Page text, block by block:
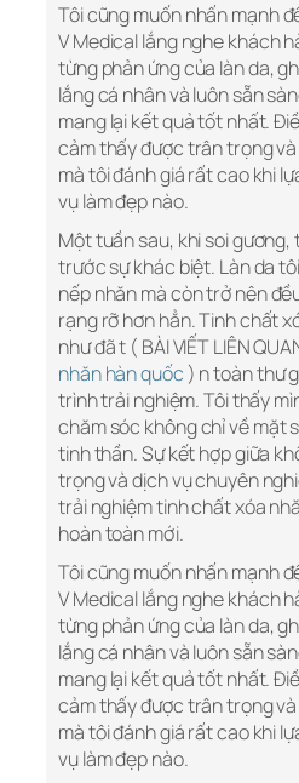
Tôi cũng muốn nhấn mạnh
V Medical lắng nghe khách
từng phản ứng của làn da,
lắng cá nhân và luôn sẵn
mang lại kết quả tốt nhất.
cảm thấy được trân trọng
mà tôi đánh giá rất cao khi
vụ làm đẹp nào.
Một tuần sau, khi soi
trước sự khác biệt. Làn da
nếp nhăn mà còn trở nên
rạng rỡ hơn hẳn. Tinh chất
như đã t ( BÀI VIẾT LIÊN
nhăn hàn quốc ) n toàn thư
trình trải nghiệm. Tôi thấy
chăm sóc không chỉ về mặt
tinh thần. Sự kết hợp giữa
trọng và dịch vụ chuyên
trải nghiệm tinh chất xóa
hoàn toàn mới.
Tôi cũng muốn nhấn mạnh
V Medical lắng nghe khách
từng phản ứng của làn da,
lắng cá nhân và luôn sẵn
mang lại kết quả tốt nhất.
cảm thấy được trân trọng
mà tôi đánh giá rất cao khi
vụ làm đẹp nào.